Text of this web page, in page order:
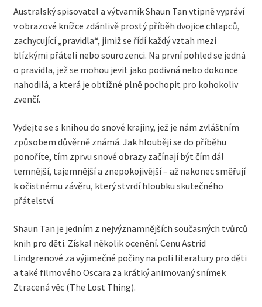
Australský spisovatel a výtvarník Shaun Tan vtipně vypráví
v obrazové knížce zdánlivě prostý příběh dvojice chlapců,
zachycující „pravidla“, jimiž se řídí každý vztah mezi
blízkými přáteli nebo sourozenci. Na první pohled se jedná
o pravidla, jež se mohou jevit jako podivná nebo dokonce
nahodilá, a která je obtížné plně pochopit pro kohokoliv
zvenčí.
Vydejte se s knihou do snové krajiny, jež je nám zvláštním
způsobem důvěrně známá. Jak hlouběji se do příběhu
ponoříte, tím zprvu snové obrazy začínají být čím dál
temnější, tajemnější a znepokojivější – až nakonec směřují
k očistnému závěru, který stvrdí hloubku skutečného
přátelství.
Shaun Tan je jedním z nejvýznamnějších současných tvůrců
knih pro děti. Získal několik ocenění. Cenu Astrid
Lindgrenové za výjimečné počiny na poli literatury pro děti
a také filmového Oscara za krátký animovaný snímek
Ztracená věc (The Lost Thing).